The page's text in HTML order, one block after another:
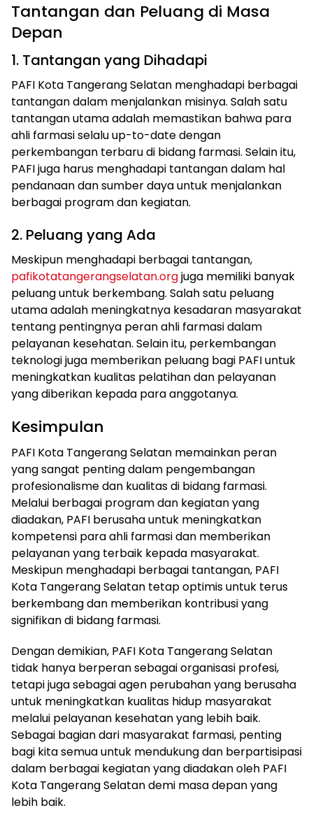
Tantangan dan Peluang di Masa
Depan
1. Tantangan yang Dihadapi
PAFI Kota Tangerang Selatan menghadapi berbagai
tantangan dalam menjalankan misinya. Salah satu
tantangan utama adalah memastikan bahwa para
ahli farmasi selalu up-to-date dengan
perkembangan terbaru di bidang farmasi. Selain itu,
PAFI juga harus menghadapi tantangan dalam hal
pendanaan dan sumber daya untuk menjalankan
berbagai program dan kegiatan.
2. Peluang yang Ada
Meskipun menghadapi berbagai tantangan,
pafikotatangerangselatan.orgjuga memiliki banyak
peluang untuk berkembang. Salah satu peluang
utama adalah meningkatnya kesadaran masyarakat
tentang pentingnya peran ahli farmasi dalam
pelayanan kesehatan. Selain itu, perkembangan
teknologi juga memberikan peluang bagi PAFI untuk
meningkatkan kualitas pelatihan dan pelayanan
yang diberikan kepada para anggotanya.
Kesimpulan
PAFI Kota Tangerang Selatan memainkan peran
yang sangat penting dalam pengembangan
profesionalisme dan kualitas di bidang farmasi.
Melalui berbagai program dan kegiatan yang
diadakan, PAFI berusaha untuk meningkatkan
kompetensi para ahli farmasi dan memberikan
pelayanan yang terbaik kepada masyarakat.
Meskipun menghadapi berbagai tantangan, PAFI
Kota Tangerang Selatan tetap optimis untuk terus
berkembang dan memberikan kontribusi yang
signifikan di bidang farmasi.
Dengan demikian, PAFI Kota Tangerang Selatan
tidak hanya berperan sebagai organisasi profesi,
tetapi juga sebagai agen perubahan yang berusaha
untuk meningkatkan kualitas hidup masyarakat
melalui pelayanan kesehatan yang lebih baik.
Sebagai bagian dari masyarakat farmasi, penting
bagi kita semua untuk mendukung dan berpartisipasi
dalam berbagai kegiatan yang diadakan oleh PAFI
Kota Tangerang Selatan demi masa depan yang
lebih baik.